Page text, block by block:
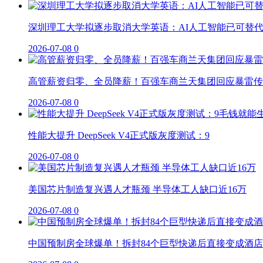
深圳理工大学拟逐步取消大学英语：AI人工智能已可替代
2026-07-08 0
高管薪资归零、全员降薪！百强车商兰天集团回应暴雷
2026-07-08 0
性能大提升 DeepSeek V4正式版灰度测试：9
2026-07-08 0
美国芯片制造复兴遇人才瓶颈 半导体工人缺口近16万
2026-07-08 0
中国预制房全球爆单！拆封84个巨型快递后直接变成酒店